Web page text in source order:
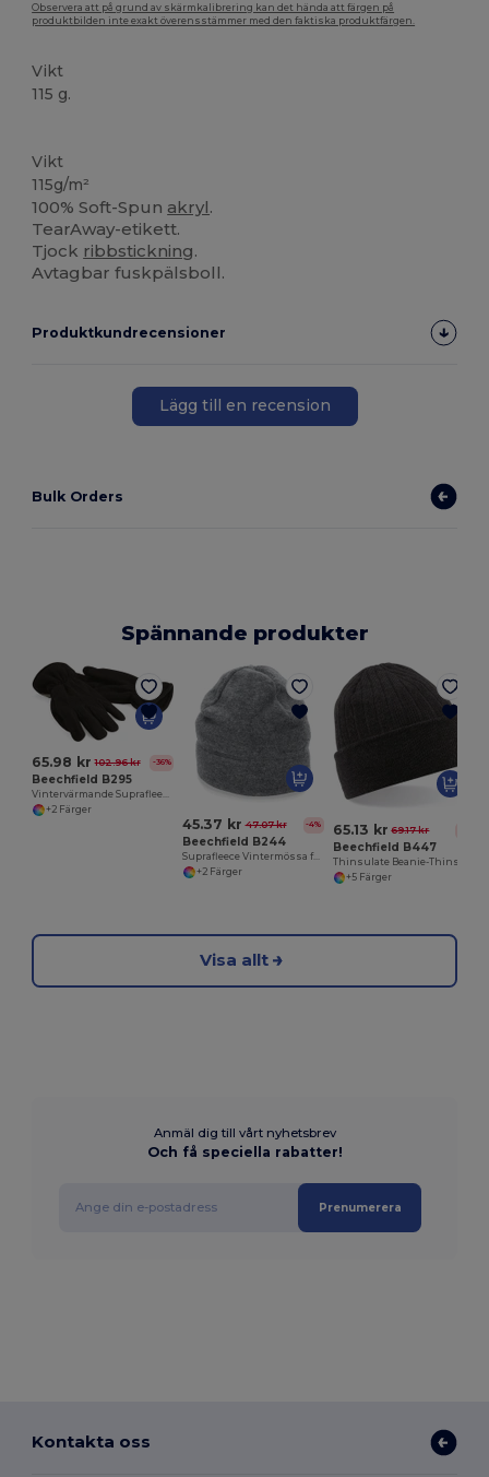
Observera att på grund av skärmkalibrering kan det hända att färgen på
produktbilden inte exakt överensstämmer med den faktiska produktfärgen.
Vikt
115 g.
Vikt
115g/m²
100% Soft-Spun akryl.
TearAway-etikett.
Tjock ribbstickning.
Avtagbar fuskpälsboll.
Produktkundrecensioner
Lägg till en recension
Bulk Orders
Spännande produkter
65.98 kr 102.96 kr -36%
Beechfield B295
+2 Färger
45.37 kr 47.07 kr -4%
Beechfield B244
Suprafleece Vintermössa för Äventyr
+2 Färger
65.13 kr 69.17 kr
Beechfield B447
+5 Färger
Visa allt
Anmäl dig till vårt nyhetsbrev
Och få speciella rabatter!
Prenumerera
Kontakta oss